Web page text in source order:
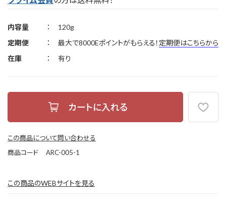
内容量
120g
定期便
最大で8000Eポイントがもらえる！ 定期便はこちらから
在庫
有り
この商品について問い合わせる
商品コード
ARC-005-1
この商品のWEBサイトを見る